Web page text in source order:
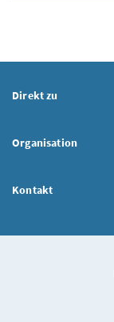
Direkt zu
Organisation
Kontakt